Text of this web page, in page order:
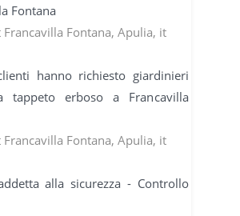
Fontana
Fontana, Apulia, it
hanno richiesto giardinieri
tappeto erboso a Francavilla
Fontana, Apulia, it
alla sicurezza - Controllo